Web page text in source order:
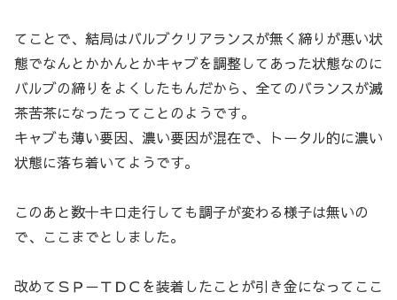
てことで、結局はバルブクリアランスが無く締りが悪い状
態でなんとかかんとかキャブを調整してあった状態なのに
バルブの締りをよくしたもんだから、全てのバランスが滅
茶苦茶になったってことのようです。
キャブも薄い要因、濃い要因が混在で、トータル的に濃い
状態に落ち着いてようです。
このあと数十キロ走行しても調子が変わる様子は無いの
で、ここまでとしました。
改めてＳＰ－ＴＤＣを装着したことが引き金になってここ